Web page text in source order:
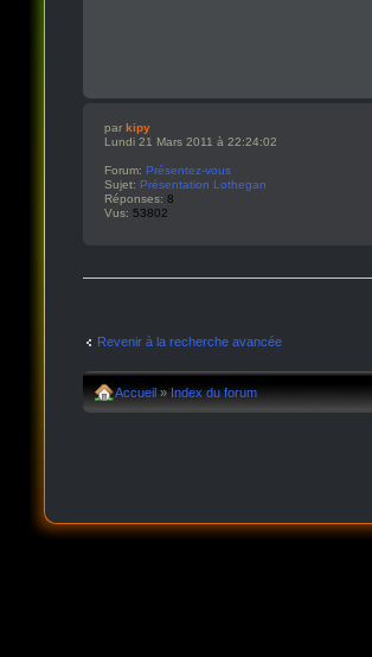
par kipy
Lundi 21 Mars 2011 à 22:24:02
Forum: Présentez-vous
Sujet: Présentation Lothegan
Réponses: 8
Vus: 53802
Revenir à la recherche avancée
Accueil » Index du forum